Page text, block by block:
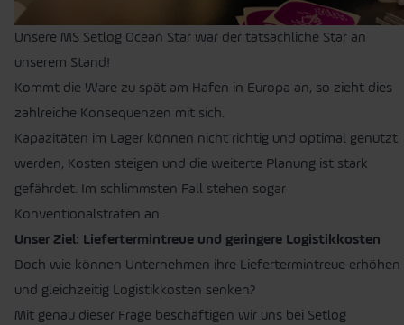
Unsere MS Setlog Ocean Star war der tatsächliche Star an
unserem Stand!
Kommt die Ware zu spät am Hafen in Europa an, so zieht dies
zahlreiche Konsequenzen mit sich.
Kapazitäten im Lager können nicht richtig und optimal genutzt
werden, Kosten steigen und die weiterte Planung ist stark
gefährdet. Im schlimmsten Fall stehen sogar
Konventionalstrafen an.
Unser Ziel: Liefertermintreue und geringere Logistikkosten
Doch wie können Unternehmen ihre Liefertermintreue erhöhen
und gleichzeitig Logistikkosten senken?
Mit genau dieser Frage beschäftigen wir uns bei Setlog